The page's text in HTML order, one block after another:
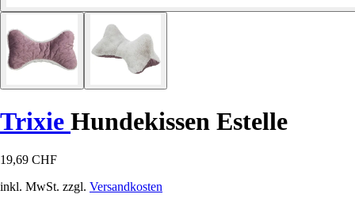
Trixie Hundekissen Estelle
19,69 CHF
inkl. MwSt. zzgl. Versandkosten